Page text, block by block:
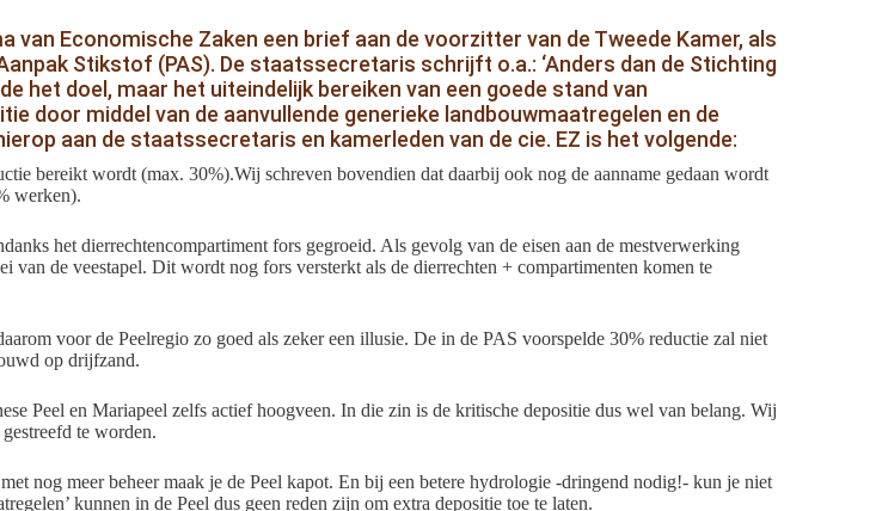
Economische Zaken een brief aan de voorzitter van de Tweede Kamer, als
Stikstof (PAS). De staatssecretaris schrijft o.a.: ‘Anders dan de Stichting
het doel, maar het uiteindelijk bereiken van een goede stand van
door middel van de aanvullende generieke landbouwmaatregelen en de
aan de staatssecretaris en kamerleden van de cie. EZ is het volgende:
bereikt wordt (max. 30%).Wij schreven bovendien dat daarbij ook nog de aanname gedaan wordt
werken).
het dierrechtencompartiment fors gegroeid. Als gevolg van de eisen aan de mestverwerking
de veestapel. Dit wordt nog fors versterkt als de dierrechten + compartimenten komen te
voor de Peelregio zo goed als zeker een illusie. De in de PAS voorspelde 30% reductie zal niet
op drijfzand.
Peel en Mariapeel zelfs actief hoogveen. In die zin is de kritische depositie dus wel van belang. Wij
te worden.
nog meer beheer maak je de Peel kapot. En bij een betere hydrologie -dringend nodig!- kun je niet
kunnen in de Peel dus geen reden zijn om extra depositie toe te laten.